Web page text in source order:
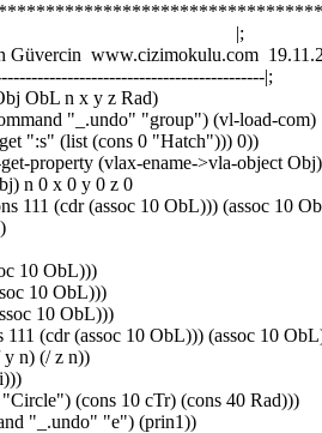
to Circle. |;
Güvercin www.cizimokulu.com
|;
ObL n x y z Rad)
"_.undo" "group") (vl-load-com)
":s" (list (cons 0 "Hatch"))) 0))
property (vlax-ename->vla-object
0 x 0 y 0 z 0
(cdr (assoc 10 ObL))) (assoc 10
ObL)))
10 ObL)))
10 ObL)))
(assoc 10 ObL))) (assoc 10
n) (/ z n))
(cons 10 cTr) (cons 40 Rad)))
"_.undo" "e") (prin1))